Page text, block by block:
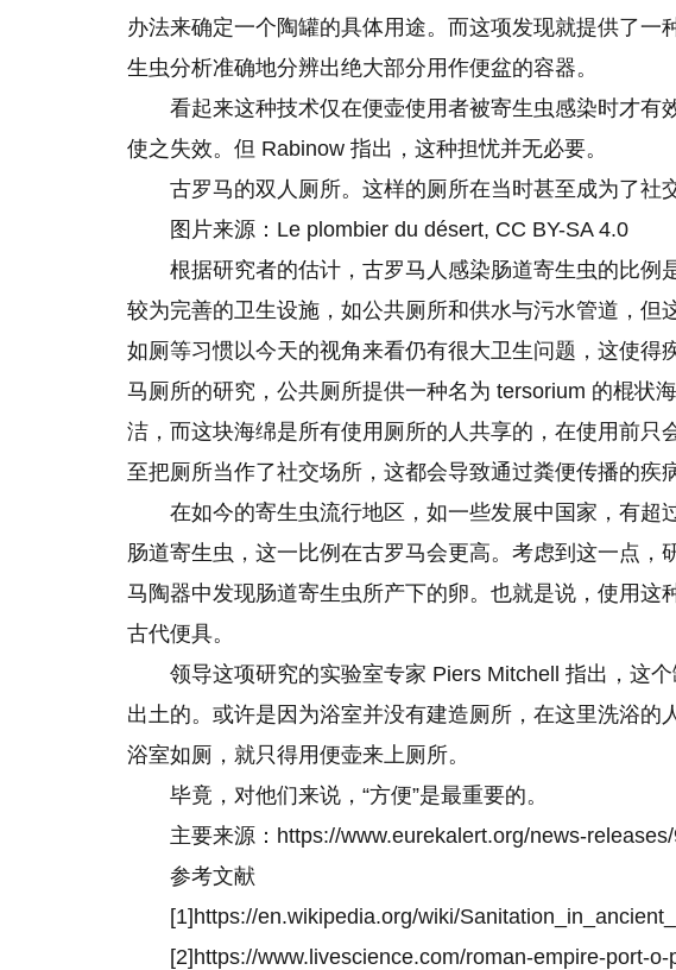
办法来确定一个陶罐的具体用途。而这项发现就提供了一
生虫分析准确地分辨出绝大部分用作便盆的容器。
看起来这种技术仅在便壶使用者被寄生虫感染时才有
使之失效。但 Rabinow 指出，这种担忧并无必要。
古罗马的双人厕所。这样的厕所在当时甚至成为了社
图片来源：Le plombier du désert, CC BY-SA 4.0
根据研究者的估计，古罗马人感染肠道寄生虫的比例
较为完善的卫生设施，如公共厕所和供水与污水管道，但
如厕等习惯以今天的视角来看仍有很大卫生问题，这使得
马厕所的研究，公共厕所提供一种名为 tersorium 的棍状
洁，而这块海绵是所有使用厕所的人共享的，在使用前只
至把厕所当作了社交场所，这都会导致通过粪便传播的疾
在如今的寄生虫流行地区，如一些发展中国家，有超
肠道寄生虫，这一比例在古罗马会更高。考虑到这一点，
马陶器中发现肠道寄生虫所产下的卵。也就是说，使用这
古代便具。
领导这项研究的实验室专家 Piers Mitchell 指出，这
出土的。或许是因为浴室并没有建造厕所，在这里洗浴的
浴室如厕，就只得用便壶来上厕所。
毕竟，对他们来说，“方便”是最重要的。
主要来源：https://www.eurekalert.org/news-
参考文献
[1]https://en.wikipedia.org/wiki/
[2]https://www.livescience.com/roman-empire-port-o-